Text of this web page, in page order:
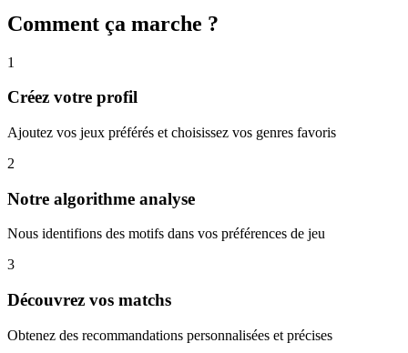
Comment ça marche ?
1
Créez votre profil
Ajoutez vos jeux préférés et choisissez vos genres favoris
2
Notre algorithme analyse
Nous identifions des motifs dans vos préférences de jeu
3
Découvrez vos matchs
Obtenez des recommandations personnalisées et précises